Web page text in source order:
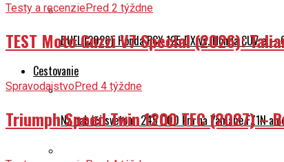
DUEL (2026): Honda PCX 125 DX vs. Honda CUV
Cestovanie
Na naháči svetom: 245 000 km na Yamahe FZ1N a
Testy a recenziePred 2 týždne
TEST Moto Guzzi V7 Special (2026):
SpravodajstvoPred 4 týždne
Triumph Speed Twin 1200 TFC (2027)